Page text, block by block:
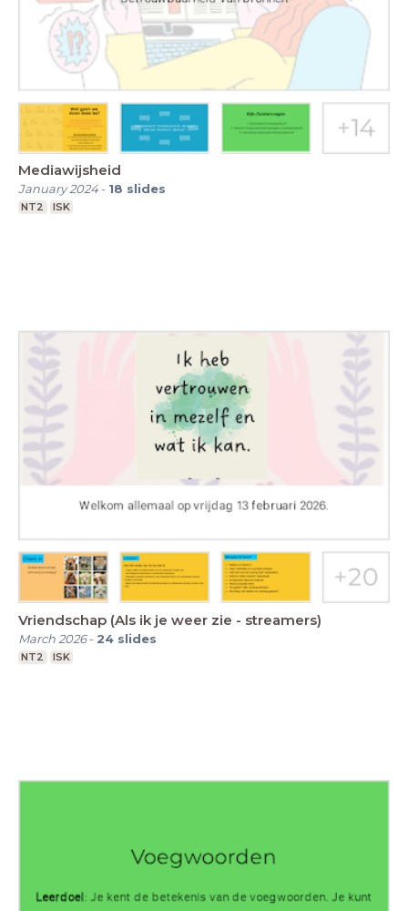
Mediawijsheid
January 2024- 18 slides
NT2 ISK
Vriendschap (Als ik je weer zie - streamers)
March 2026- 24 slides
NT2 ISK